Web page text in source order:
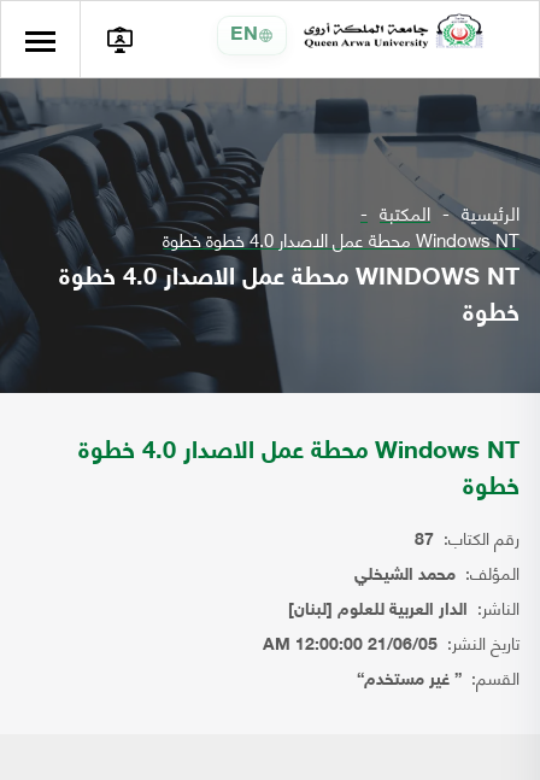
EN
الرئيسية المكتبة
Windows NT محطة عمل الاصدار 4.0 خطوة خطوة
WINDOWS NT محطة عمل الاصدار 4.0 خطوة
خطوة
Windows NT محطة عمل الاصدار 4.0 خطوة
خطوة
رقم الكتاب: 87
المؤلف: محمد الشيخلي
الناشر: الدار العربية للعلوم [لبنان]
تاريخ النشر: 21/06/05 12:00:00 AM
القسم: { غير مستخدم}